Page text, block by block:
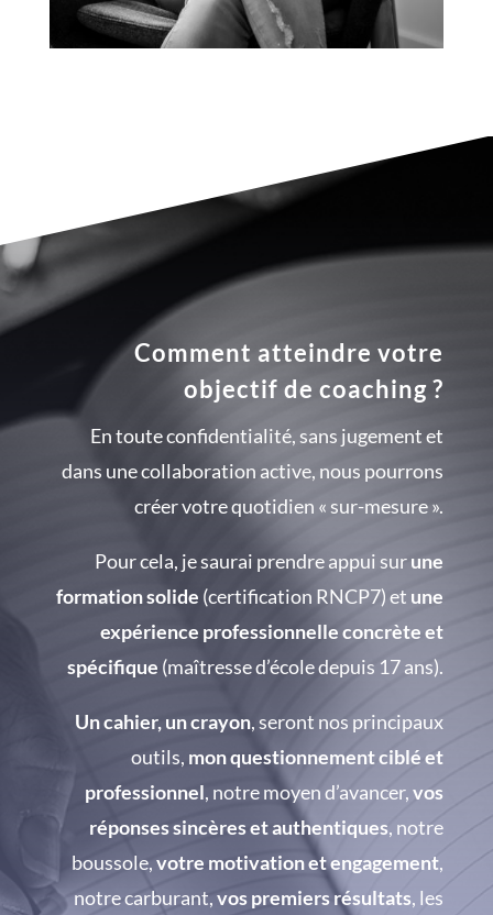
Comment atteindre votre
objectif de coaching ?
En toute confidentialité, sans jugement et
dans une collaboration active, nous pourrons
créer votre quotidien « sur-mesure ».
Pour cela, je saurai prendre appui surune
formation solide (certification RNCP7) et une
expérience professionnelle concrète et
spécifique (maîtresse d’école depuis 17 ans).
Un cahier, un crayon, seront nos principaux
outils, mon questionnement ciblé et
professionnel, notre moyen d’avancer,vos
réponses sincères et authentiques, notre
boussole,votre motivation et engagement,
notre carburant,vos premiers résultats, les